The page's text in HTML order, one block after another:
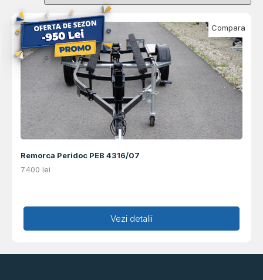
Remorca Peridoc PEB 4316/07
7.400 lei
Adaugă în coș
Vezi detalii
Compara